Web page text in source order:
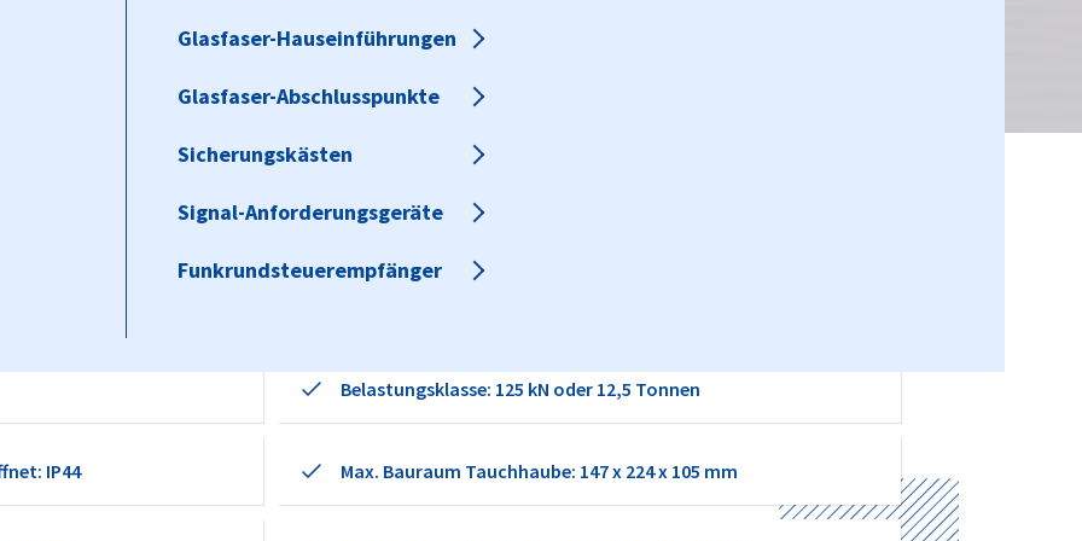
Glasfaser-Hauseinführungen
Glasfaser-Abschlusspunkte
Sicherungskästen
Signal-Anforderungsgeräte
Funkrundsteuerempfänger
Netze
Nachhaltigkeit
Glasfaser-Hauseinführungen
Glasfaser-Abschlusspunkte
Sicherungskästen
Signal-Anforderungsgeräte
Funkrundsteuerempfänger
Unterflurverteiler
Belastungsklasse: 125 kN oder 12,5 Tonnen
IP44 Max. Bauraum Tauchhaube: 147 x 224 x 105 mm